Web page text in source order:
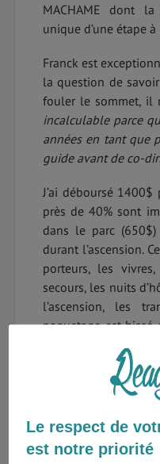
MACHAME dont
unique d’une étape à
Franck est
la question de
fouler le sommet, il
incalculable parce
années en tant que
guide avant de co-
J’ai déboursé
près de 40% sont
dans le parc
durant l’ascension.
porteurs, les
secours, les nuits
l’ascension, les
paquetage est hissé
jusqu’au camp de
Il ne me restait
pour m’initier à la
les 100 mots et
effet, parler la
des opportunités
Le respect de
est notre priorité